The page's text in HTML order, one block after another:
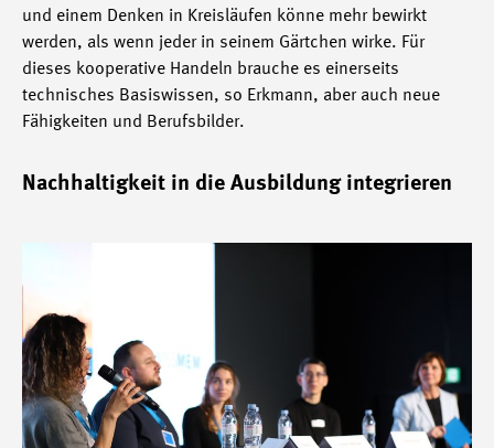
und einem Denken in Kreisläufen könne mehr bewirkt
werden, als wenn jeder in seinem Gärtchen wirke. Für
dieses kooperative Handeln brauche es einerseits
technisches Basiswissen, so Erkmann, aber auch neue
Fähigkeiten und Berufsbilder.
Nachhaltigkeit in die Ausbildung integrieren